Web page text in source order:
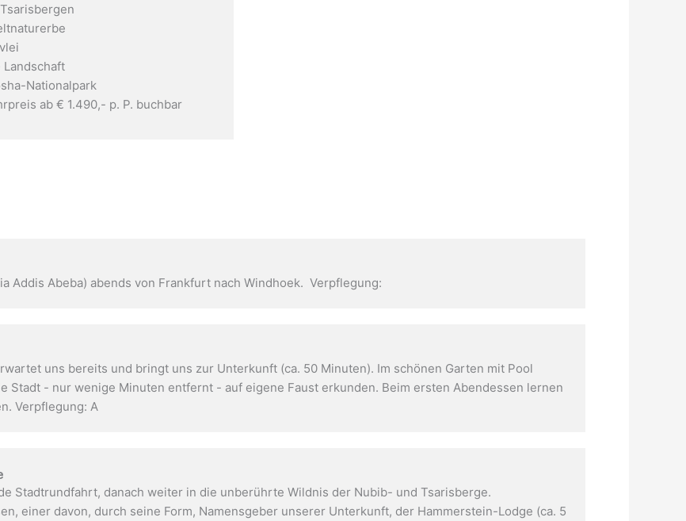
Nationalpark
ab € 1.490,- p. P. buchbar
Addis Abeba) abends von Frankfurt nach Windhoek. Verpflegung:
uns bereits und bringt uns zur Unterkunft (ca. 50 Minuten). Im schönen Garten mit Pool
Stadt - nur wenige Minuten entfernt - auf eigene Faust erkunden. Beim ersten Abendessen lernen
Verpflegung: A
Stadtrundfahrt, danach weiter in die unberührte Wildnis der Nubib- und Tsarisberge.
einer davon, durch seine Form, Namensgeber unserer Unterkunft, der Hammerstein-Lodge (ca. 5